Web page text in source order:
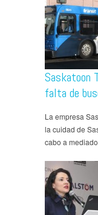
Saskatoon
falta de
La empresa
la cuidad de
cabo a